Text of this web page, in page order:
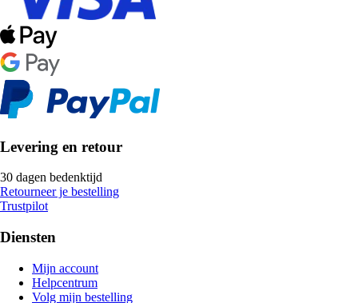
Levering en retour
30 dagen bedenktijd
Retourneer je bestelling
Trustpilot
Diensten
Mijn account
Helpcentrum
Volg mijn bestelling